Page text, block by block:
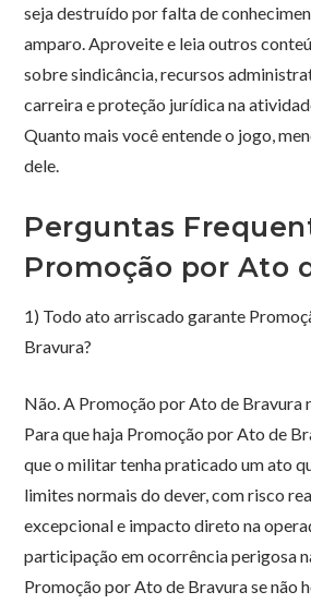
seja destruído por falta de
amparo. Aproveite e leia outros
sobre sindicância, recursos
carreira e proteção jurídica na
Quanto mais você entende o jogo,
dele.
Perguntas
Promoção por Ato
1) Todo ato arriscado garante
Bravura?
Não. A Promoção por Ato de Bravura
Para que haja Promoção por Ato de
que o militar tenha praticado um ato
limites normais do dever, com risco
excepcional e impacto direto na
participação em ocorrência perigosa
Promoção por Ato de Bravura se não